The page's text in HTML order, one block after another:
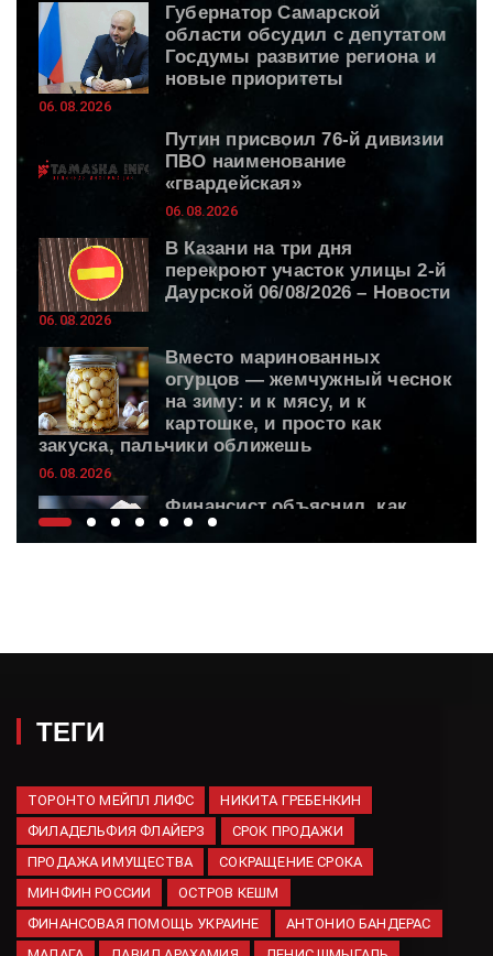
Губернатор Самарской
области обсудил с депутатом
Госдумы развитие региона и
новые приоритеты
06.08.2026
Путин присвоил 76-й дивизии
ПВО наименование
«гвардейская»
06.08.2026
В Казани на три дня
перекроют участок улицы 2-й
Даурской 06/08/2026 – Новости
06.08.2026
Вместо маринованных
огурцов — жемчужный чеснок
на зиму: и к мясу, и к
картошке, и просто как
закуска, пальчики оближешь
06.08.2026
Финансист объяснил, как
уберечь накопления в 2026
году
инфраструктуру ВСУ
06.08.2026
Hyundai зарегистрировал
шесть новых товарных знаков
в России
06.08.2026
Минобороны вновь сообщило
ТЕГИ
ТОРОНТО МЕЙПЛ ЛИФС
НИКИТА ГРЕБЕНКИН
ФИЛАДЕЛЬФИЯ ФЛАЙЕРЗ
СРОК ПРОДАЖИ
ПРОДАЖА ИМУЩЕСТВА
СОКРАЩЕНИЕ СРОКА
МИНФИН РОССИИ
ОСТРОВ КЕШМ
ФИНАНСОВАЯ ПОМОЩЬ УКРАИНЕ
АНТОНИО БАНДЕРАС